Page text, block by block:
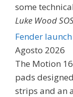
some
Luke Wood
Fender
Agosto 2026
The Motion
pads
strips and an